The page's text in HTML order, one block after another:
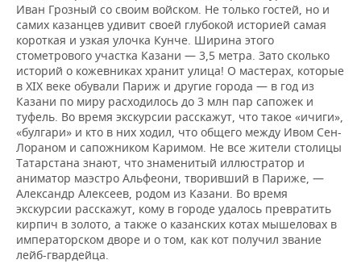
Иван Грозный со своим войском. Не только гостей, но и
самих казанцев удивит своей глубокой историей самая
короткая и узкая улочка Кунче. Ширина этого
стометрового участка Казани — 3,5 метра. Зато сколько
историй о кожевниках хранит улица! О мастерах, которые
в XIX веке обували Париж и другие города — в год из
Казани по миру расходилось до 3 млн пар сапожек и
туфель. Во время экскурсии расскажут, что такое «ичиги»,
«булгари» и кто в них ходил, что общего между Ивом Сен-
Лораном и сапожником Каримом. Не все жители столицы
Татарстана знают, что знаменитый иллюстратор и
аниматор маэстро Альфеони, творивший в Париже, —
Александр Алексеев, родом из Казани. Во время
экскурсии расскажут, кому в городе удалось превратить
кирпич в золото, а также о казанских котах мышеловах в
императорском дворе и о том, как кот получил звание
лейб-гвардейца.